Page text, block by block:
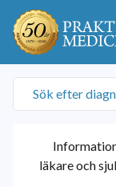
läkare och